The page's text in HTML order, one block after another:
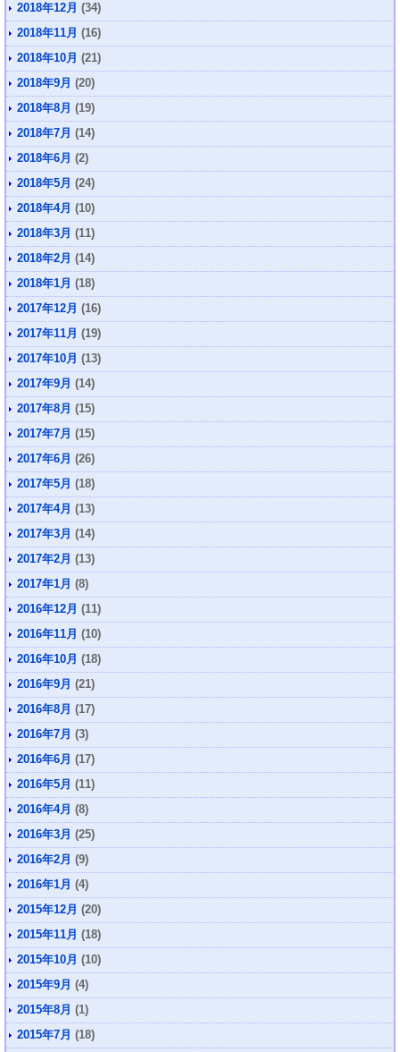
2018年12月 (34)
2018年11月 (16)
2018年10月 (21)
2018年9月 (20)
2018年8月 (19)
2018年7月 (14)
2018年6月 (2)
2018年5月 (24)
2018年4月 (10)
2018年3月 (11)
2018年2月 (14)
2018年1月 (18)
2017年12月 (16)
2017年11月 (19)
2017年10月 (13)
2017年9月 (14)
2017年8月 (15)
2017年7月 (15)
2017年6月 (26)
2017年5月 (18)
2017年4月 (13)
2017年3月 (14)
2017年2月 (13)
2017年1月 (8)
2016年12月 (11)
2016年11月 (10)
2016年10月 (18)
2016年9月 (21)
2016年8月 (17)
2016年7月 (3)
2016年6月 (17)
2016年5月 (11)
2016年4月 (8)
2016年3月 (25)
2016年2月 (9)
2016年1月 (4)
2015年12月 (20)
2015年11月 (18)
2015年10月 (10)
2015年9月 (4)
2015年8月 (1)
2015年7月 (18)